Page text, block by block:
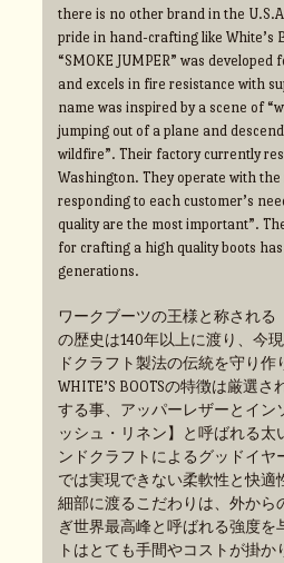
there is no other brand in the
pride in hand-crafting like White’s
“SMOKE JUMPER” was
and excels in fire resistance with
name was inspired by a scene of
jumping out of a plane and
wildfire”. Their factory currently
Washington. They operate with
responding to each customer’s
quality are the most important”.
for crafting a high quality boots
generations.
ワークブーツの王様と称される
の歴史は140年以上に渡り、今
ドクラフト製法の伝統を守り作
WHITE’S BOOTSの特徴は厳選
する事、アッパーレザーとイン
ッシュ・リネン】と呼ばれる太
ンドクラフトによるグッドイヤ
では実現できない柔軟性と快適
細部に渡るこだわりは、外から
ぎ世界最高峰と呼ばれる強度を
トはとても手間やコストが掛